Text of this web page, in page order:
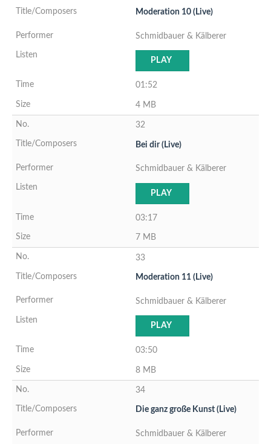
Moderation 10 (Live)
Schmidbauer & Kälberer
PLAY
01:52
4 MB
32
Bei dir (Live)
Schmidbauer & Kälberer
PLAY
03:17
7 MB
33
Moderation 11 (Live)
Schmidbauer & Kälberer
PLAY
03:50
8 MB
34
Die ganz große Kunst (Live)
Schmidbauer & Kälberer